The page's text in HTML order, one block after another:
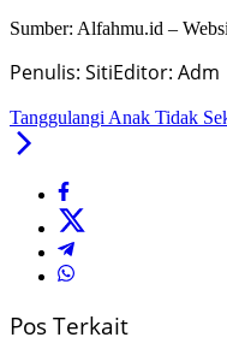
Sumber: Alfahmu.id –
Penulis: SitiEditor: Adm
Tanggulangi Anak Tidak
Pos Terkait